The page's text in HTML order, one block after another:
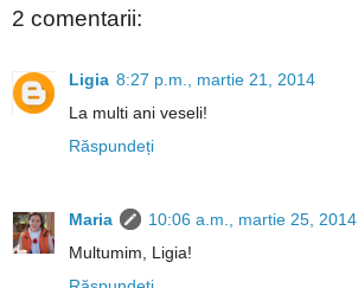
2 comentarii:
Ligia 8:27 p.m., martie 21, 2014
La multi ani veseli!
Răspundeți
Maria
10:06 a.m., martie 25, 2014
Multumim, Ligia!